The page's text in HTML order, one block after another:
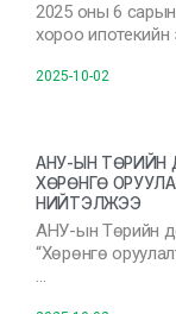
2025 оны 6
хороо ипотекийн
2025-10-02
АНУ-ЫН ТӨРИЙН
ХӨРӨНГӨ
НИЙТЭЛЖЭЭ
АНУ-ын Төрийн
“Хөрөнгө
…